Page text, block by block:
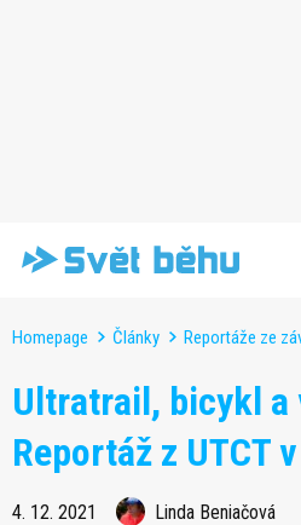
Homepage Články Reportáže ze
Ultratrail, bicykl a
Reportáž z UTCT
4. 12. 2021 Linda Beniačová